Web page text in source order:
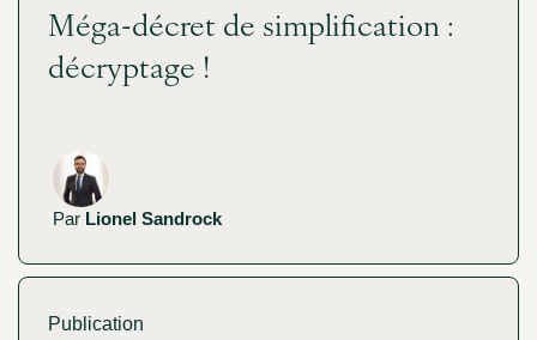
Méga-décret de simplification :
décryptage !
Par Lionel Sandrock
Publication